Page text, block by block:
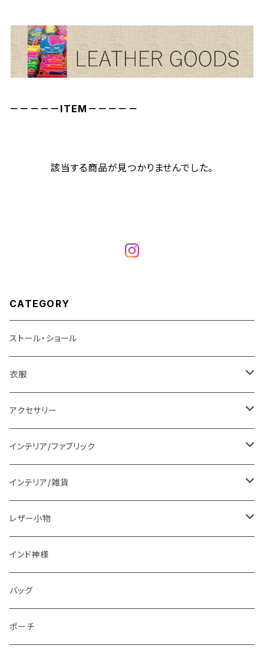
－－－－－ITEM－－－－－
該当する商品が見つかりませんでした。
CATEGORY
ストール・ショール
衣服
レディス衣料
メンズ衣料
ブラウス
ワンピース
パンツ
インド伝統衣装
レザージャケット
アクセサリー
ピアス
ブレスレット
ネックレス
カチューシャ
インテリア/ファブリック
ランチョンマット
ラグマット
マルチカバー
クッション
スツール
インテリア/雑貨
置物
食器
カレンダー
レザー小物
財布
アニマルコインケース
コインケース
インド神様
バッグ
ポーチ